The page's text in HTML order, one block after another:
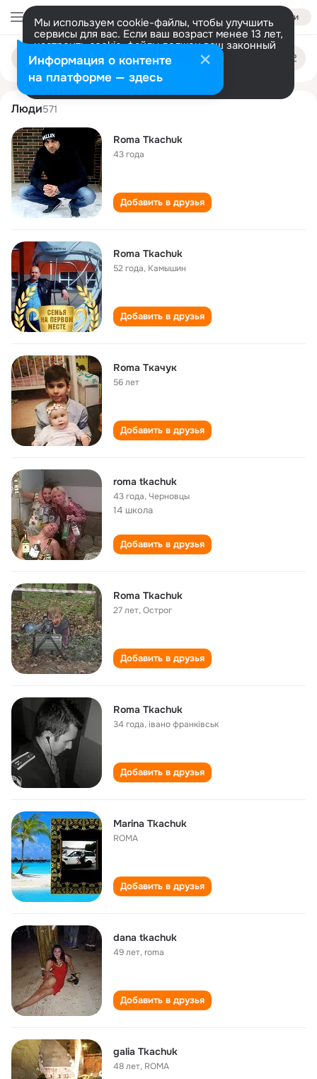
Войти
Мы используем cookie-файлы, чтобы улучшить
сервисы для вас. Если ваш возраст менее 13 лет,
настроить cookie-файлы должен ваш законный
представитель. Больше информации
Разрешить все Настроить
Поиск
людям
roma tkachuk
Люди571
Roma Tkachuk
43 года
Добавить в друзья
Roma Tkachuk
52 года, Камышин
Добавить в друзья
Roma Tкачук
56 лет
Добавить в друзья
roma tkachuk
43 года,Черновцы
14 школа
Добавить в друзья
Roma Tkachuk
27 лет,Острог
Добавить в друзья
Roma Tkachuk
34 года, івано франківськ
Добавить в друзья
Marina Tkachuk
ROMA
Добавить в друзья
dana tkachuk
49 лет,roma
Добавить в друзья
galia Tkachuk
48 лет, ROMA
Информация о контенте
на платформе — здесь